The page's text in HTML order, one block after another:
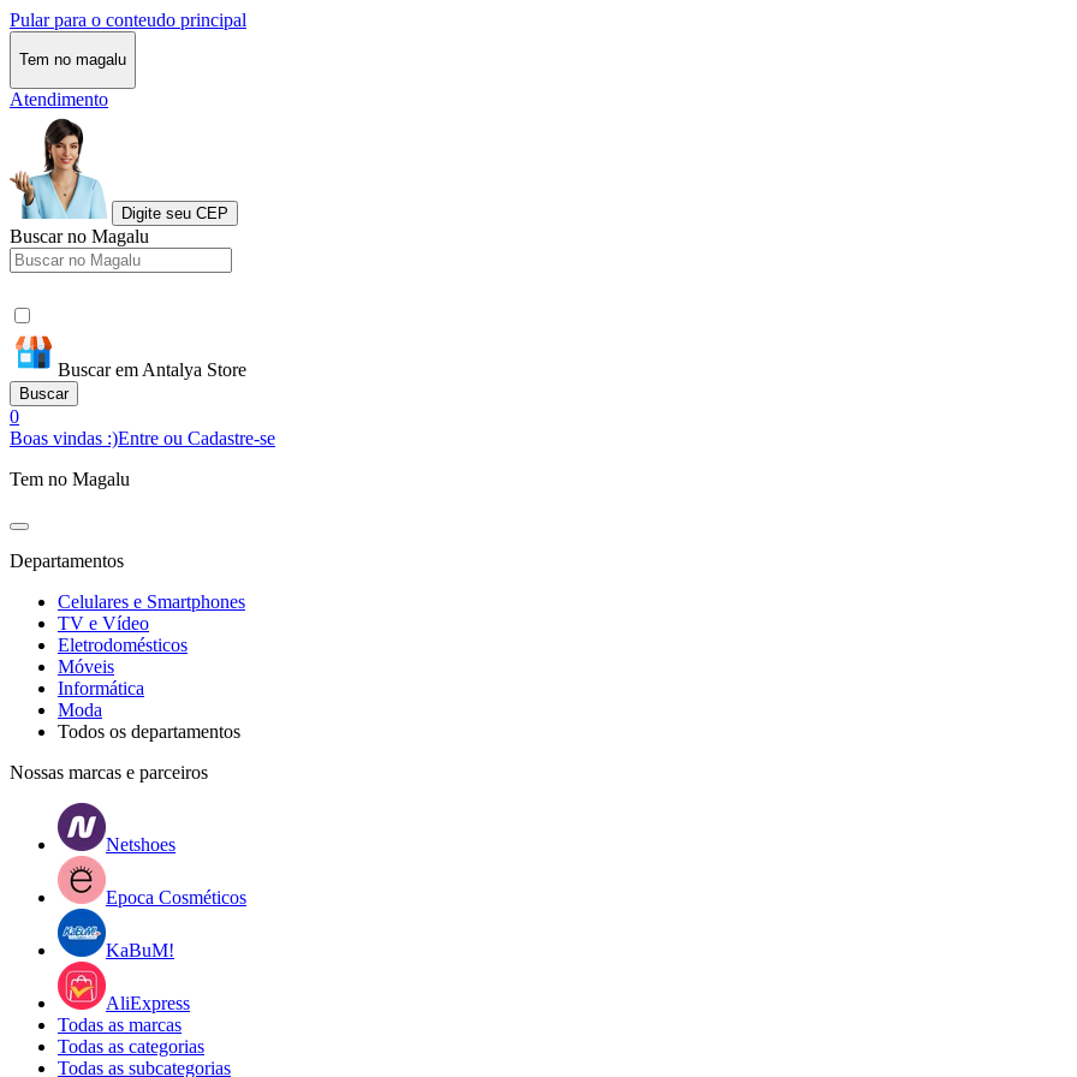
Pular para o conteudo principal
Tem no magalu
Atendimento
Digite seu CEP
Buscar no Magalu
Buscar em Antalya Store
Buscar
0
Boas vindas :)Entre ou Cadastre-se
Tem no Magalu
Departamentos
Celulares e Smartphones
TV e Vídeo
Eletrodomésticos
Móveis
Informática
Moda
Todos os departamentos
Nossas marcas e parceiros
Netshoes
Epoca Cosméticos
KaBuM!
AliExpress
Todas as marcas
Todas as categorias
Todas as subcategorias